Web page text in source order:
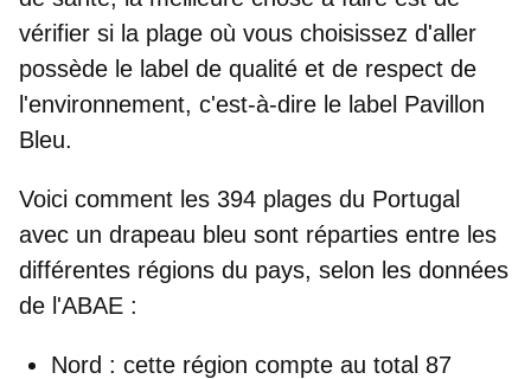
vérifier si la plage où vous choisissez d'aller
possède le label de qualité et de respect de
l'environnement, c'est-à-dire le label Pavillon
Bleu.
Voici comment les 394 plages du Portugal
avec un drapeau bleu sont réparties entre les
différentes régions du pays, selon les données
de l'ABAE :
Nord : cette région compte au total 87